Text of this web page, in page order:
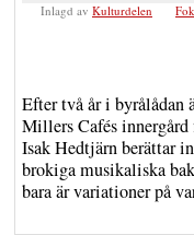
Inlagd av Kulturdelen
Efter två år i byrålådan
Millers Cafés innergård
Isak Hedtjärn berättar
brokiga musikaliska
bara är variationer på